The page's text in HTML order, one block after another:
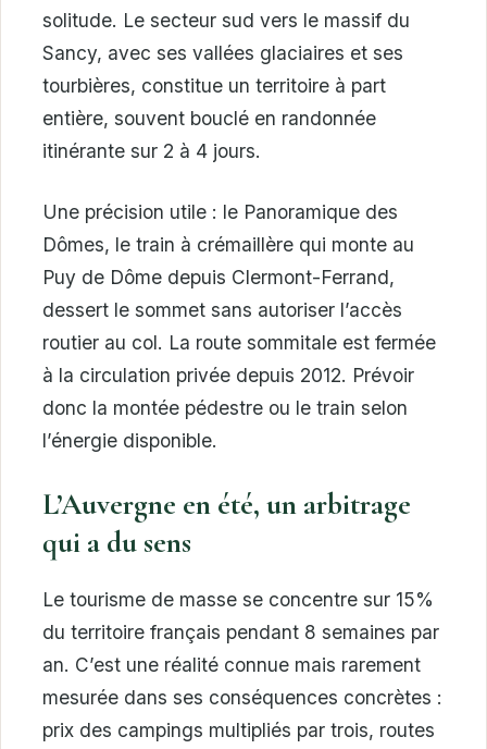
solitude. Le secteur sud vers le massif du
Sancy, avec ses vallées glaciaires et ses
tourbières, constitue un territoire à part
entière, souvent bouclé en randonnée
itinérante sur 2 à 4 jours.
Une précision utile : le Panoramique des
Dômes, le train à crémaillère qui monte au
Puy de Dôme depuis Clermont-Ferrand,
dessert le sommet sans autoriser l’accès
routier au col. La route sommitale est fermée
à la circulation privée depuis 2012. Prévoir
donc la montée pédestre ou le train selon
l’énergie disponible.
L’Auvergne en été, un arbitrage
qui a du sens
Le tourisme de masse se concentre sur 15%
du territoire français pendant 8 semaines par
an. C’est une réalité connue mais rarement
mesurée dans ses conséquences concrètes :
prix des campings multipliés par trois, routes